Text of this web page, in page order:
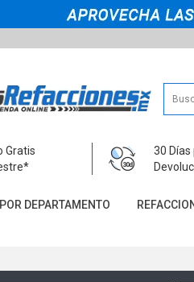
Gratis
30 Días
DEPARTAMENTO